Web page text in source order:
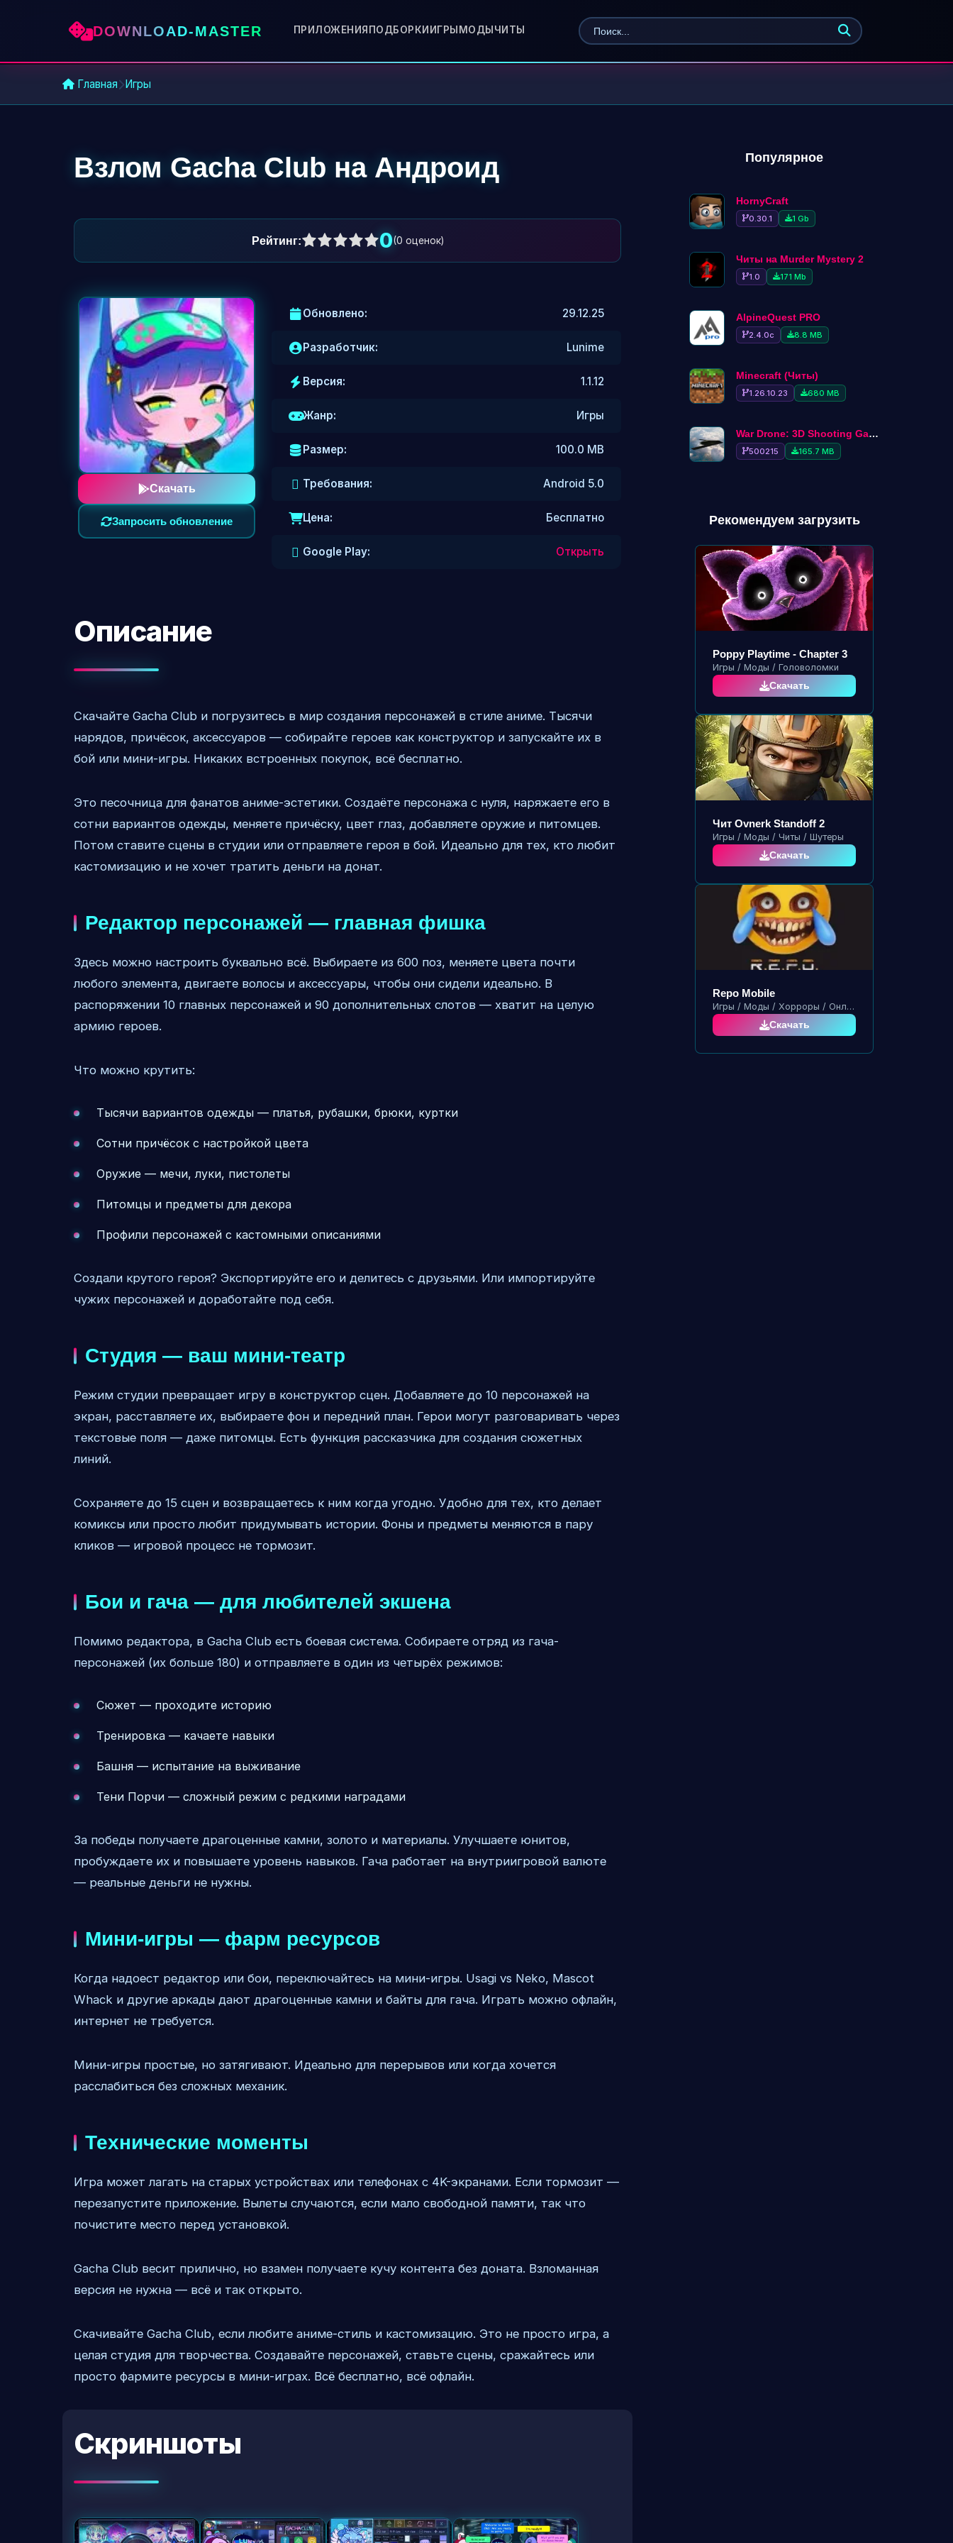
DOWNLOAD-MASTER ПРИЛОЖЕНИЯ ПОДБОРКИ ИГРЫ МОДЫ ЧИТЫ
Главная Игры
Взлом Gacha Club на Андроид
Рейтинг:
3 4 5 0(0 оценок)
Скачать
Запросить обновление
Обновлено: 29.12.25
Разработчик: Lunime
Версия: 1.1.12
Жанр: Игры
Размер: 100.0 MB
Требования: Android 5.0
Цена: Бесплатно
Google Play: Открыть
Описание
Скачайте Gacha Club и погрузитесь в мир создания персонажей в стиле аниме. Тысячи
нарядов, причёсок, аксессуаров — собирайте героев как конструктор и запускайте их в
бой или мини-игры. Никаких встроенных покупок, всё бесплатно.
Это песочница для фанатов аниме-эстетики. Создаёте персонажа с нуля, наряжаете его в
сотни вариантов одежды, меняете причёску, цвет глаз, добавляете оружие и питомцев.
Потом ставите сцены в студии или отправляете героя в бой. Идеально для тех, кто любит
кастомизацию и не хочет тратить деньги на донат.
Редактор персонажей — главная фишка
Здесь можно настроить буквально всё. Выбираете из 600 поз, меняете цвета почти
любого элемента, двигаете волосы и аксессуары, чтобы они сидели идеально. В
распоряжении 10 главных персонажей и 90 дополнительных слотов — хватит на целую
армию героев.
Что можно крутить:
Тысячи вариантов одежды — платья, рубашки, брюки, куртки
Сотни причёсок с настройкой цвета
Оружие — мечи, луки, пистолеты
Питомцы и предметы для декора
Профили персонажей с кастомными описаниями
Создали крутого героя? Экспортируйте его и делитесь с друзьями. Или импортируйте
чужих персонажей и доработайте под себя.
Студия — ваш мини-театр
Режим студии превращает игру в конструктор сцен. Добавляете до 10 персонажей на
экран, расставляете их, выбираете фон и передний план. Герои могут разговаривать через
текстовые поля — даже питомцы. Есть функция рассказчика для создания сюжетных
линий.
Сохраняете до 15 сцен и возвращаетесь к ним когда угодно. Удобно для тех, кто делает
комиксы или просто любит придумывать истории. Фоны и предметы меняются в пару
кликов — игровой процесс не тормозит.
Бои и гача — для любителей экшена
Помимо редактора, в Gacha Club есть боевая система. Собираете отряд из гача-
персонажей (их больше 180) и отправляете в один из четырёх режимов:
Сюжет — проходите историю
Тренировка — качаете навыки
Башня — испытание на выживание
Тени Порчи — сложный режим с редкими наградами
За победы получаете драгоценные камни, золото и материалы. Улучшаете юнитов,
пробуждаете их и повышаете уровень навыков. Гача работает на внутриигровой валюте
— реальные деньги не нужны.
Мини-игры — фарм ресурсов
Когда надоест редактор или бои, переключайтесь на мини-игры. Usagi vs Neko, Mascot
Whack и другие аркады дают драгоценные камни и байты для гача. Играть можно офлайн,
интернет не требуется.
Мини-игры простые, но затягивают. Идеально для перерывов или когда хочется
расслабиться без сложных механик.
Технические моменты
Игра может лагать на старых устройствах или телефонах с 4K-экранами. Если тормозит —
перезапустите приложение. Вылеты случаются, если мало свободной памяти, так что
почистите место перед установкой.
Gacha Club весит прилично, но взамен получаете кучу контента без доната. Взломанная
версия не нужна — всё и так открыто.
Скачивайте Gacha Club, если любите аниме-стиль и кастомизацию. Это не просто игра, а
целая студия для творчества. Создавайте персонажей, ставьте сцены, сражайтесь или
просто фармите ресурсы в мини-играх. Всё бесплатно, всё офлайн.
Скриншоты
Популярное
HornyCraft
0.30.1 1 Gb
Читы на Murder Mystery 2
1.0 171 Mb
AlpineQuest PRO
2.4.0c 8.8 MB
Minecraft (Читы)
1.26.10.23 680 MB
War Drone: 3D Shooting Games
500215 165.7 MB
Рекомендуем загрузить
Poppy Playtime - Chapter 3
Игры / Моды / Головоломки
Скачать
Чит Ovnerk Standoff 2
Игры / Моды / Читы / Шутеры
Скачать
Repo Mobile
Игры / Моды / Хорроры / Онлайн
Скачать